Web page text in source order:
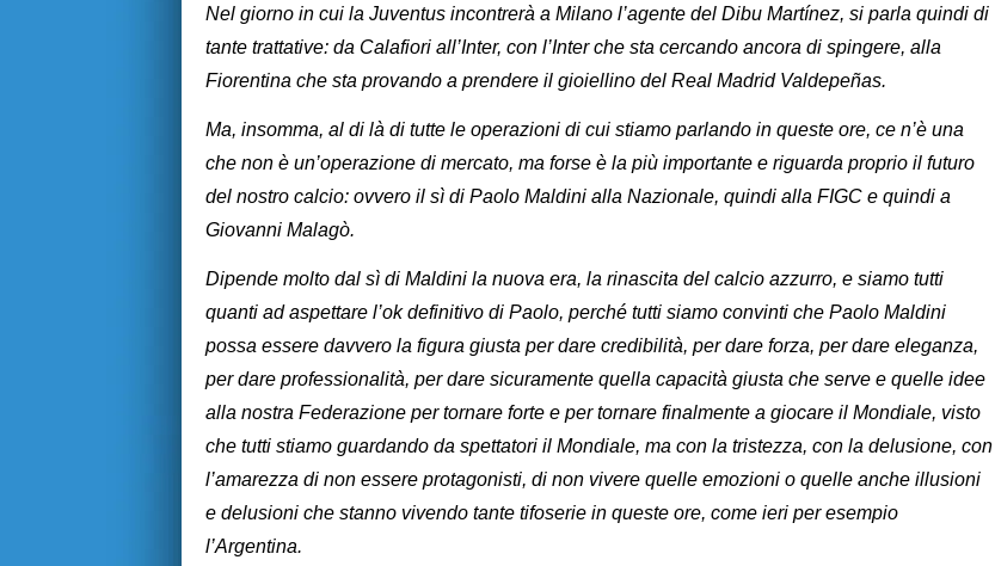
Nel giorno in cui la Juventus incontrerà a Milano l’agente del Dibu Martínez, si parla quindi di
tante trattative: da Calafiori all’Inter, con l’Inter che sta cercando ancora di spingere, alla
Fiorentina che sta provando a prendere il gioiellino del Real Madrid Valdepeñas.
Ma, insomma, al di là di tutte le operazioni di cui stiamo parlando in queste ore, ce n’è una
che non è un’operazione di mercato, ma forse è la più importante e riguarda proprio il futuro
del nostro calcio: ovvero il sì di Paolo Maldini alla Nazionale, quindi alla FIGC e quindi a
Giovanni Malagò.
Dipende molto dal sì di Maldini la nuova era, la rinascita del calcio azzurro, e siamo tutti
quanti ad aspettare l’ok definitivo di Paolo, perché tutti siamo convinti che Paolo Maldini
possa essere davvero la figura giusta per dare credibilità, per dare forza, per dare eleganza,
per dare professionalità, per dare sicuramente quella capacità giusta che serve e quelle idee
alla nostra Federazione per tornare forte e per tornare finalmente a giocare il Mondiale, visto
che tutti stiamo guardando da spettatori il Mondiale, ma con la tristezza, con la delusione, con
l’amarezza di non essere protagonisti, di non vivere quelle emozioni o quelle anche illusioni
e delusioni che stanno vivendo tante tifoserie in queste ore, come ieri per esempio
l’Argentina.